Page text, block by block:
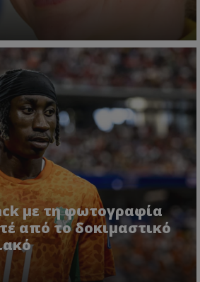
με τη φωτογραφία
από το δοκιμαστικό